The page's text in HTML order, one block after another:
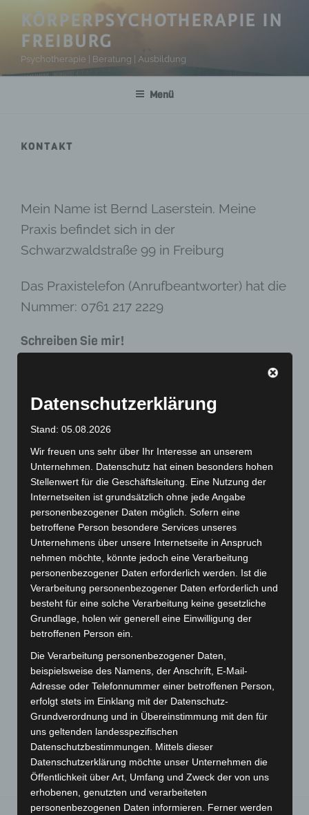
Inhalt
springen
KÖRPERPSYCHOTHERAPIE IN
FREIBURG
Psychotherapie | Beratung | Ausbildung
Menü
KONTAKT
Mein Name ist Bernd Laserstein. Meine
Praxis befindet sich in der
Schwarzwaldstraße 99 in Freiburg
Das Praxistelefon (Anrufbeantworter) hat die
Nummer: 0761 217 2229
Schreiben Sie mir!
E-Mail*
Ihre Nachricht*
Ich habe die Datenschutzerklärung gelesen
Datenschutzerklärung
Stand: 05.08.2026
Wir freuen uns sehr über Ihr Interesse an unserem
Unternehmen. Datenschutz hat einen besonders hohen
Stellenwert für die Geschäftsleitung. Eine Nutzung der
Internetseiten ist grundsätzlich ohne jede Angabe
personenbezogener Daten möglich. Sofern eine
betroffene Person besondere Services unseres
Unternehmens über unsere Internetseite in Anspruch
nehmen möchte, könnte jedoch eine Verarbeitung
personenbezogener Daten erforderlich werden. Ist die
Verarbeitung personenbezogener Daten erforderlich und
besteht für eine solche Verarbeitung keine gesetzliche
Grundlage, holen wir generell eine Einwilligung der
betroffenen Person ein.
Die Verarbeitung personenbezogener Daten,
beispielsweise des Namens, der Anschrift, E-Mail-
Adresse oder Telefonnummer einer betroffenen Person,
erfolgt stets im Einklang mit der Datenschutz-
Grundverordnung und in Übereinstimmung mit den für
uns geltenden landesspezifischen
Datenschutzbestimmungen. Mittels dieser
Datenschutzerklärung möchte unser Unternehmen die
Öffentlichkeit über Art, Umfang und Zweck der von uns
erhobenen, genutzten und verarbeiteten
personenbezogenen Daten informieren. Ferner werden